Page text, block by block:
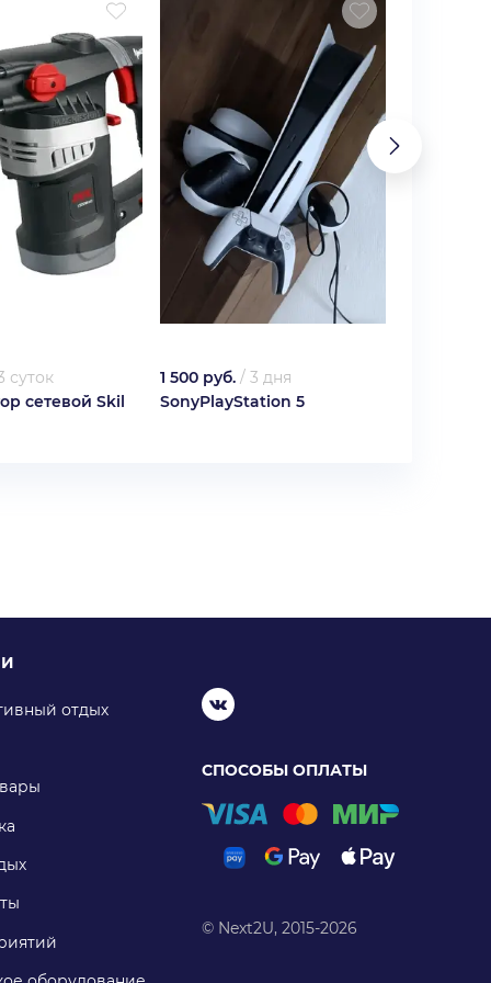
суток
сетевой Skil
1 500 руб. / 3 дня
SonyPlayStation 5
отдых
СПОСОБЫ ОПЛАТЫ
© Next2U, 2015-2026